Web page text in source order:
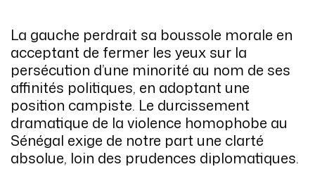
La gauche perdrait sa boussole morale en
acceptant de fermer les yeux sur la
persécution d’une minorité au nom de ses
affinités politiques, en adoptant une
position campiste. Le durcissement
dramatique de la violence homophobe au
Sénégal exige de notre part une clarté
absolue, loin des prudences diplomatiques.